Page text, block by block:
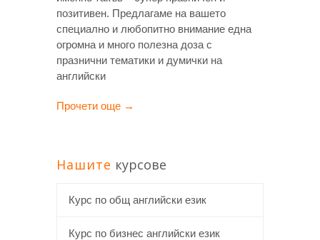
позитивен. Предлагаме на вашето
специално и любопитно внимание една
огромна и много полезна доза с
празнични тематики и думички на
английски
Прочети още →
Нашите курсове
Курс по общ английски език
Курс по бизнес английски език